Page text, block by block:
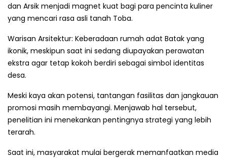
dan Arsik menjadi magnet kuat bagi para pencinta kuliner
yang mencari rasa asli tanah Toba.
Warisan Arsitektur: Keberadaan rumah adat Batak yang
ikonik, meskipun saat ini sedang diupayakan perawatan
ekstra agar tetap kokoh berdiri sebagai simbol identitas
desa.
Meski kaya akan potensi, tantangan fasilitas dan jangkauan
promosi masih membayangi. Menjawab hal tersebut,
penelitian ini menekankan pentingnya strategi yang lebih
terarah.
Saat ini, masyarakat mulai bergerak memanfaatkan media